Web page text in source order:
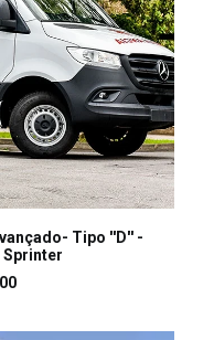
Tipo ''D'' -
Sprinter